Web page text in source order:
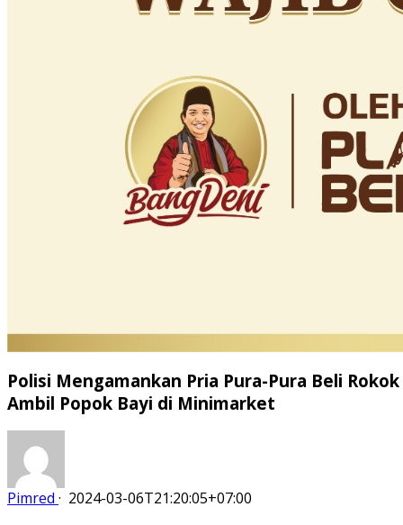
Polisi Mengamankan Pria Pura-Pura Beli Rokok
Ambil Popok Bayi di Minimarket
Pimred · 2024-03-06T21:20:05+07:00